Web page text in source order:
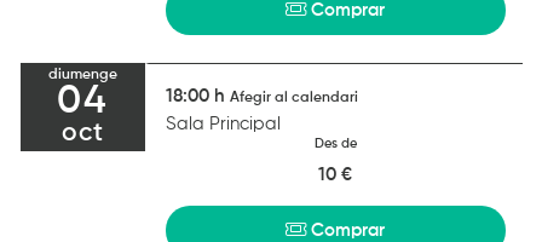
Comprar
diumenge
04
oct
18:00 h Afegir al calendari
Sala Principal
Des de
10 €
Comprar